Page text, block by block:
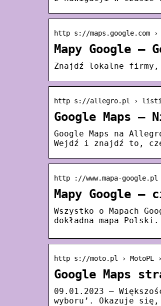
http s://maps.google.com ›
Mapy Google –
Znajdź lokalne firmy,
http s://allegro.pl ›
Google Maps –
Google Maps na
Wejdź i znajdź to,
http ://www.mapa-google.pl
Mapy Google –
Wszystko o Mapach
dokładna mapa Polski.
http s://moto.pl › MotoPL
Google Maps
09.01.2023 —
wyboru’. Okazuje